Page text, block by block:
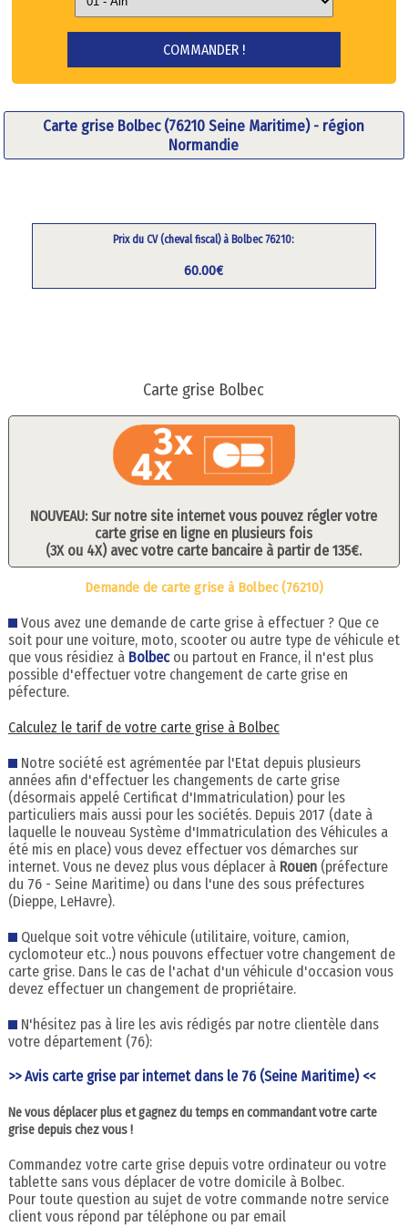
Carte grise Bolbec (76210 Seine Maritime) - région
Normandie
Prix du CV (cheval fiscal) à Bolbec 76210:
60.00€
Carte grise Bolbec
NOUVEAU: Sur notre site internet vous pouvez régler votre
carte grise en ligne en plusieurs fois
(3X ou 4X) avec votre carte bancaire à partir de 135€.
Demande de carte grise à Bolbec (76210)
Vous avez une demande de carte grise à effectuer ? Que ce
soit pour une voiture, moto, scooter ou autre type de véhicule et
que vous résidiez à Bolbec ou partout en France, il n'est plus
possible d'effectuer votre changement de carte grise en
péfecture.
Calculez le tarif de votre carte grise à Bolbec
Notre société est agrémentée par l'Etat depuis plusieurs
années afin d'effectuer les changements de carte grise
(désormais appelé Certificat d'Immatriculation) pour les
particuliers mais aussi pour les sociétés. Depuis 2017 (date à
laquelle le nouveau Système d'Immatriculation des Véhicules a
été mis en place) vous devez effectuer vos démarches sur
internet. Vous ne devez plus vous déplacer à Rouen(préfecture
du 76 - Seine Maritime) ou dans l'une des sous préfectures
(Dieppe, LeHavre).
Quelque soit votre véhicule (utilitaire, voiture, camion,
cyclomoteur etc..) nous pouvons effectuer votre changement de
carte grise. Dans le cas de l'achat d'un véhicule d'occasion vous
devez effectuer un changement de propriétaire.
N'hésitez pas à lire les avis rédigés par notre clientèle dans
votre département (76):
>> Avis carte grise par internet dans le 76 (Seine Maritime) <<
Ne vous déplacer plus et gagnez du temps en commandant votre carte
grise depuis chez vous !
Commandez votre carte grise depuis votre ordinateur ou votre
tablette sans vous déplacer de votre domicile à Bolbec.
Pour toute question au sujet de votre commande notre service
client vous répond par téléphone ou par email